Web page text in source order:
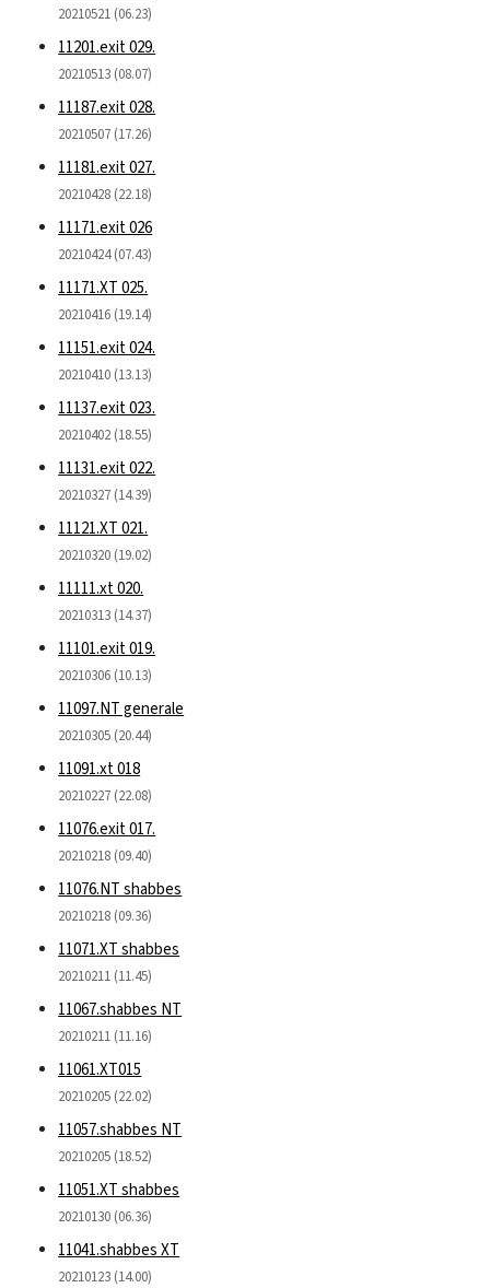
20210521 (06.23)
11201.exit 029.
20210513 (08.07)
11187.exit 028.
20210507 (17.26)
11181.exit 027.
20210428 (22.18)
11171.exit 026
20210424 (07.43)
11171.XT 025.
20210416 (19.14)
11151.exit 024.
20210410 (13.13)
11137.exit 023.
20210402 (18.55)
11131.exit 022.
20210327 (14.39)
11121.XT 021.
20210320 (19.02)
11111.xt 020.
20210313 (14.37)
11101.exit 019.
20210306 (10.13)
11097.NT generale
20210305 (20.44)
11091.xt 018
20210227 (22.08)
11076.exit 017.
20210218 (09.40)
11076.NT shabbes
20210218 (09.36)
11071.XT shabbes
20210211 (11.45)
11067.shabbes NT
20210211 (11.16)
11061.XT015
20210205 (22.02)
11057.shabbes NT
20210205 (18.52)
11051.XT shabbes
20210130 (06.36)
11041.shabbes XT
20210123 (14.00)